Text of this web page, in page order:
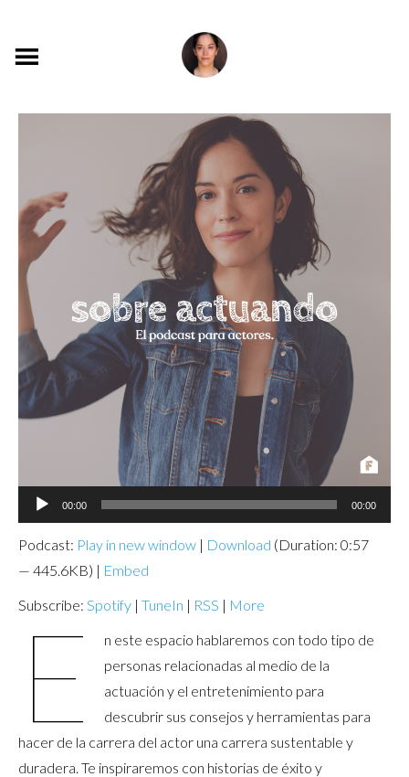
Audio
Player
00:00 00:00
Podcast: Play in new window | Download (Duration: 0:57
— 445.6KB) | Embed
Subscribe: Spotify | TuneIn | RSS | More
E
n este espacio hablaremos con todo tipo de
personas relacionadas al medio de la
actuación y el entretenimiento para
descubrir sus consejos y herramientas para
hacer de la carrera del actor una carrera sustentable y
duradera. Te inspiraremos con historias de éxito y